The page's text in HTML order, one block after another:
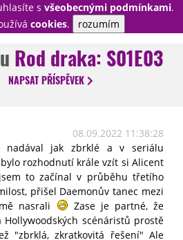
s všeobecnými podmínkami.
cookies. rozumím
PŘIHLÁSIT
Rod draka: S01E03
NAPSATPŘÍSPĚVEK
08.09.2022 11:38:28
nadával jak zbrklé a v seriálu
rozhodnutí krále vzít si Alicent
to začínal v průběhu třetího
přišel Daemonův tanec mezi
nasrali
Zase je partné, že
Hollywoodských scénáristů prostě
"zbrklá, zkratkovitá řešení" Ale